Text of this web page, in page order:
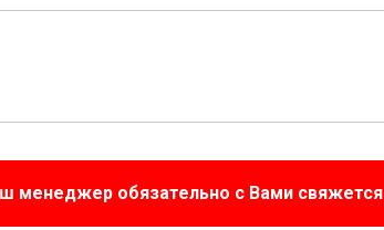
менеджер обязательно с Вами свяжется